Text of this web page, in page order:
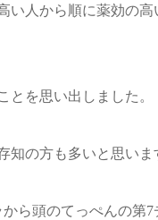
い人から順に薬効の
とを思い出しました。
知の方も多いと思いま
ら頭のてっぺんの第